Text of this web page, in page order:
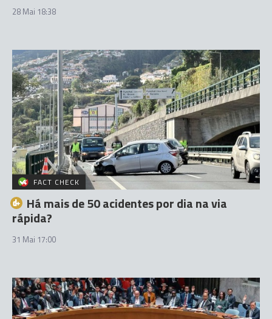
28 Mai 18:38
FACT CHECK
Há mais de 50 acidentes por dia na via
rápida?
31 Mai 17:00